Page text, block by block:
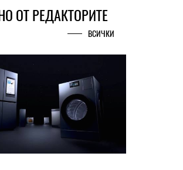
ОТ РЕДАКТОРИТЕ
ВСИЧКИ